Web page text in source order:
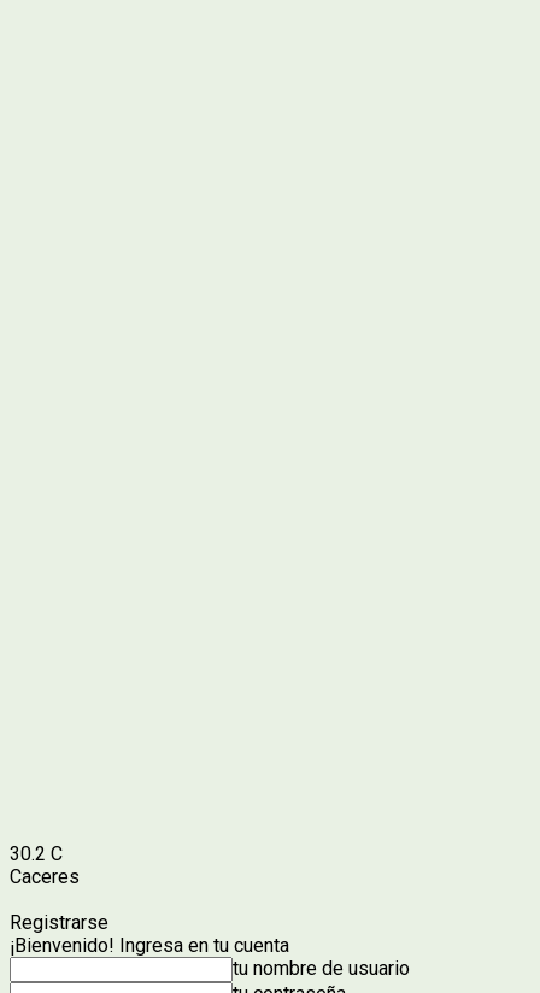
30.2 C
Caceres
Registrarse
¡Bienvenido! Ingresa en tu cuenta
tu nombre de usuario